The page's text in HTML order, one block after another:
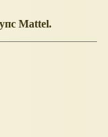
Mattel.